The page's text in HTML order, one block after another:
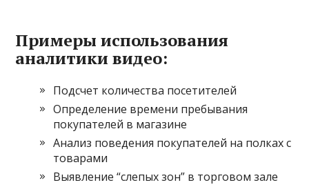
Примеры использования
аналитики видео:
Подсчет количества посетителей
Определение времени пребывания
покупателей в магазине
Анализ поведения покупателей на полках с
товарами
Выявление “слепых зон” в торговом зале